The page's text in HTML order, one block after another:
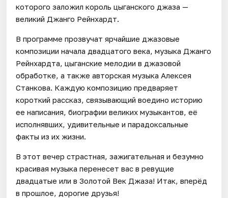
которого заложил король цыганского джаза —
великий Джанго Рейнхардт.
В программе прозвучат ярчайшие джазовые
композиции начала двадцатого века, музыка Джанго
Рейнхардта, цыганские мелодии в джазовой
обработке, а также авторская музыка Алексея
Станкова. Каждую композицию предваряет
короткий рассказ, связывающий воедино историю
ее написания, биографии великих музыкантов, её
исполнявших, удивительные и парадоксальные
факты из их жизни.
В этот вечер страстная, зажигательная и безумно
красивая музыка перенесет вас в ревущие
двадцатые или в Золотой Век Джаза! Итак, вперёд
в прошлое, дорогие друзья!